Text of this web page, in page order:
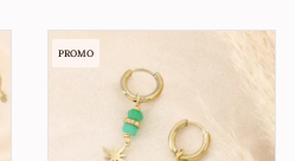
PROMO